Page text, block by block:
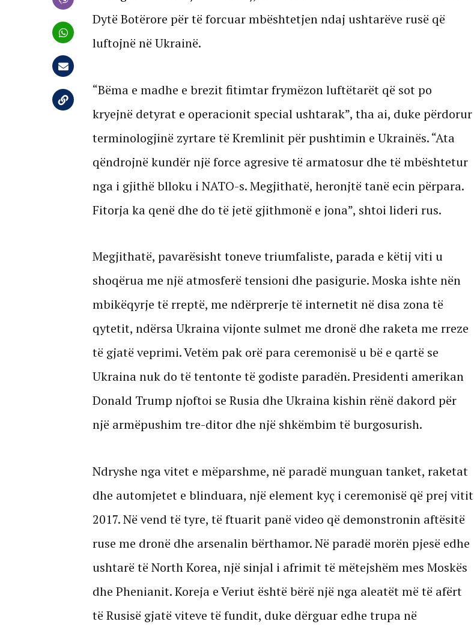
Dytë Botërore për të forcuar mbështetjen ndaj ushtarëve rusë që
luftojnë në Ukrainë.
“Bëma e madhe e brezit fitimtar frymëzon luftëtarët që sot po
kryejnë detyrat e operacionit special ushtarak”, tha ai, duke përdorur
terminologjinë zyrtare të Kremlinit për pushtimin e Ukrainës. “Ata
qëndrojnë kundër një force agresive të armatosur dhe të mbështetur
nga i gjithë blloku i NATO-s. Megjithatë, heronjtë tanë ecin përpara.
Fitorja ka qenë dhe do të jetë gjithmonë e jona”, shtoi lideri rus.
Megjithatë, pavarësisht toneve triumfaliste, parada e këtij viti u
shoqërua me një atmosferë tensioni dhe pasigurie. Moska ishte nën
mbikëqyrje të rreptë, me ndërprerje të internetit në disa zona të
qytetit, ndërsa Ukraina vijonte sulmet me dronë dhe raketa me rreze
të gjatë veprimi. Vetëm pak orë para ceremonisë u bë e qartë se
Ukraina nuk do të tentonte të godiste paradën. Presidenti amerikan
Donald Trump njoftoi se Rusia dhe Ukraina kishin rënë dakord për
një armëpushim tre-ditor dhe një shkëmbim të burgosurish.
Ndryshe nga vitet e mëparshme, në paradë munguan tanket, raketat
dhe automjetet e blinduara, një element kyç i ceremonisë që prej vitit
2017. Në vend të tyre, të ftuarit panë video që demonstronin aftësitë
ruse me dronë dhe arsenalin bërthamor. Në paradë morën pjesë edhe
ushtarë të North Korea, një sinjal i afrimit të mëtejshëm mes Moskës
dhe Phenianit. Koreja e Veriut është bërë një nga aleatët më të afërt
të Rusisë gjatë viteve të fundit, duke dërguar edhe trupa në